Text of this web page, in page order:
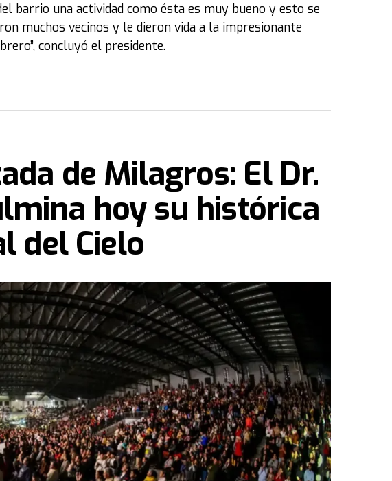
barrio una actividad como ésta es muy bueno y esto se
muchos vecinos y le dieron vida a la impresionante
concluyó el presidente.
de Milagros: El Dr.
hoy su histórica
del Cielo